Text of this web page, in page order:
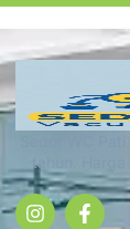
Sedot WC
tahun.